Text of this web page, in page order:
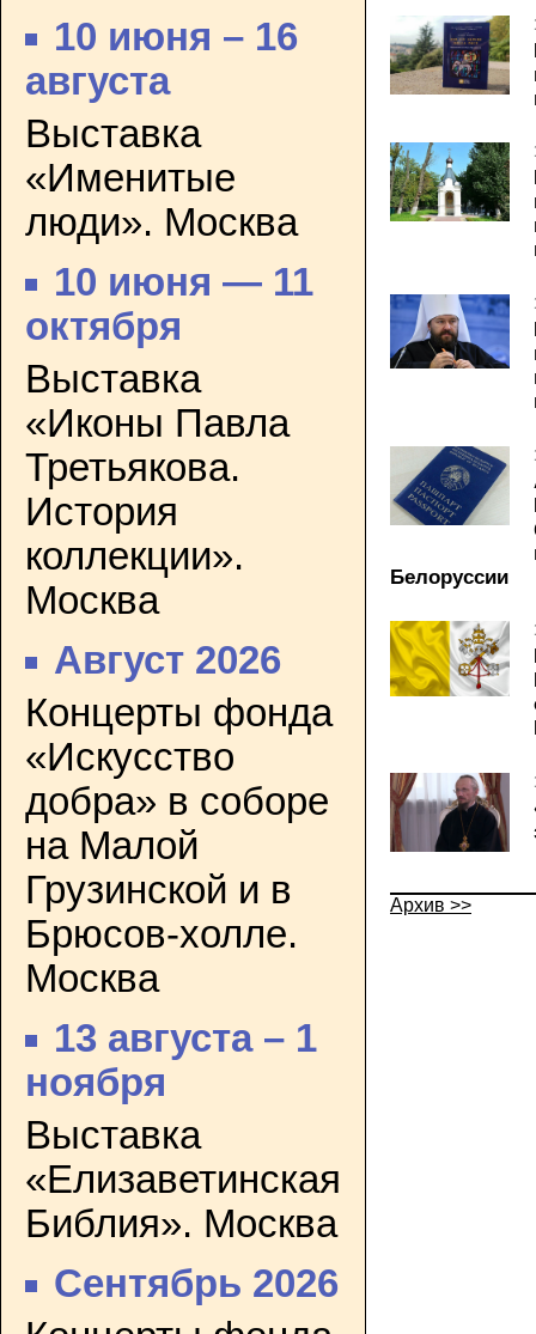
10 июня – 16
августа
Выставка
«Именитые
люди». Москва
10 июня — 11
октября
Выставка
«Иконы Павла
Третьякова.
История
коллекции».
Москва
Август 2026
Концерты фонда
«Искусство
добра» в соборе
на Малой
Грузинской и в
Брюсов-холле.
Москва
13 августа – 1
ноября
Выставка
«Елизаветинская
Библия». Москва
Сентябрь 2026
Белоруссии
Архив >>